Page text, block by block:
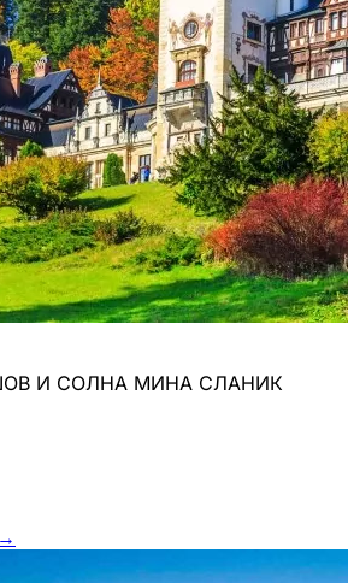
И СОЛНА МИНА СЛАНИК
→